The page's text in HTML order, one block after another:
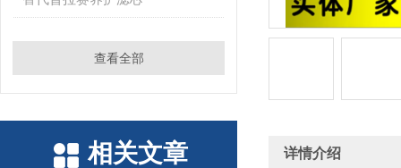
查看全部
相关文章 详情介绍